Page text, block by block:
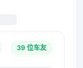
39 位车友